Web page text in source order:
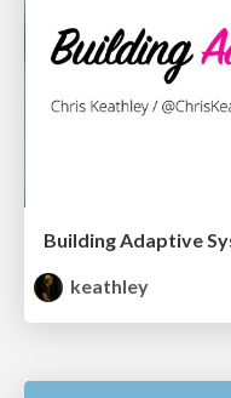
Building Adaptive
keathley